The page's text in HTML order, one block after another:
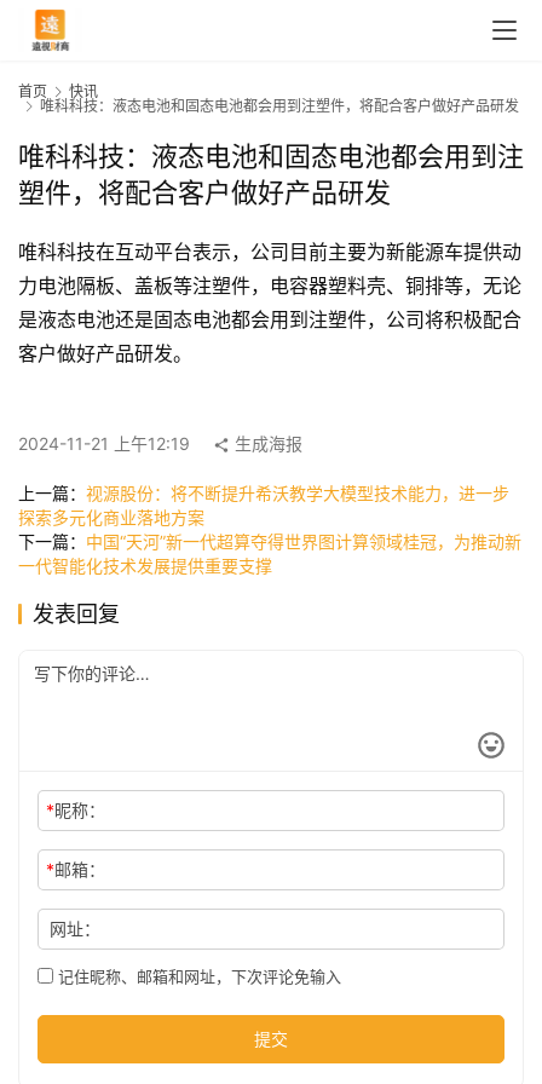
快
讯
司
尚
科
技
首页
快讯
唯科科技：液态电池和固态电池都会用到注塑件，将配合客户做好产品研发
唯科科技：液态电池和固态电池都会用到注
塑件，将配合客户做好产品研发
唯科科技在互动平台表示，公司目前主要为新能源车提供动
力电池隔板、盖板等注塑件，电容器塑料壳、铜排等，无论
是液态电池还是固态电池都会用到注塑件，公司将积极配合
客户做好产品研发。
2024-11-21 上午12:19 生成海报
上一篇： 视源股份：将不断提升希沃教学大模型技术能力，进一步
探索多元化商业落地方案
下一篇： 中国“天河”新一代超算夺得世界图计算领域桂冠，为推动新
一代智能化技术发展提供重要支撑
发表回复
*昵称：
*邮箱：
网址：
记住昵称、邮箱和网址，下次评论免输入
提交